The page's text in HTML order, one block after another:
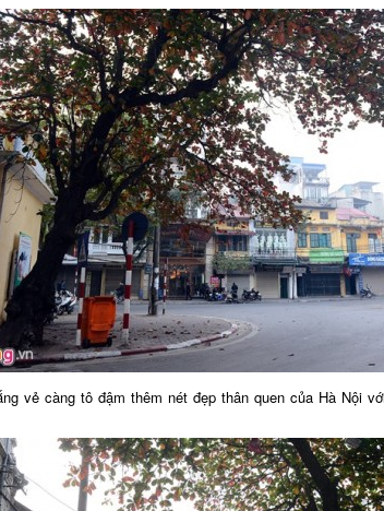
vẻ càng tô đậm thêm nét đẹp thân quen của Hà Nội